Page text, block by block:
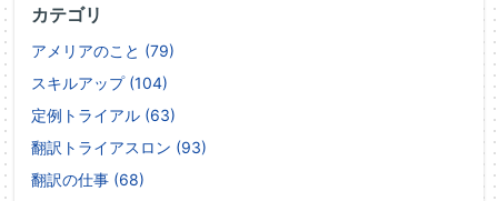
カテゴリ
アメリアのこと (79)
スキルアップ (104)
定例トライアル (63)
翻訳トライアスロン (93)
翻訳の仕事 (68)